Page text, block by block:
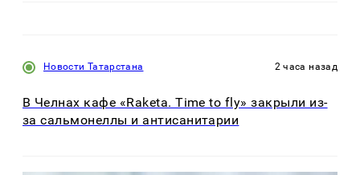
Новости Татарстана 2 часа назад
В Челнах кафе «Raketa. Time to fly» закрыли из-
за сальмонеллы и антисанитарии